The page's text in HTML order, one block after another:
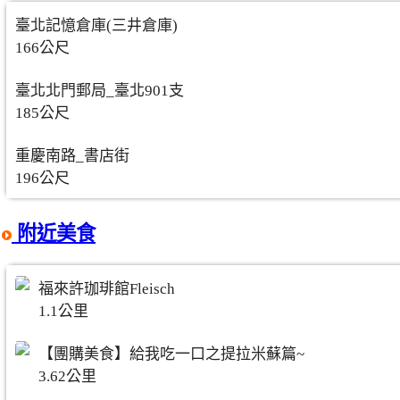
臺北記憶倉庫(三井倉庫)
166公尺
臺北北門郵局_臺北901支
185公尺
重慶南路_書店街
196公尺
附近美食
福來許珈琲館Fleisch
1.1公里
【團購美食】給我吃一口之提拉米蘇篇~
3.62公里